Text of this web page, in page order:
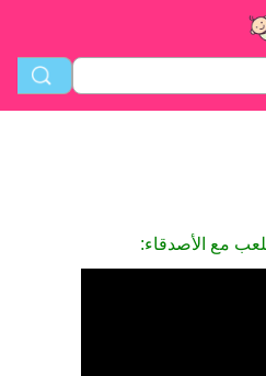
مع الأصدقاء: